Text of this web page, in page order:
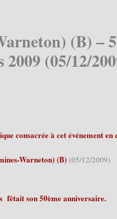
(B) –
(05/12/
consacrée à cet événement
Warneton) (B)(05/12/2009)
fêtait son 50ème anniversaire.